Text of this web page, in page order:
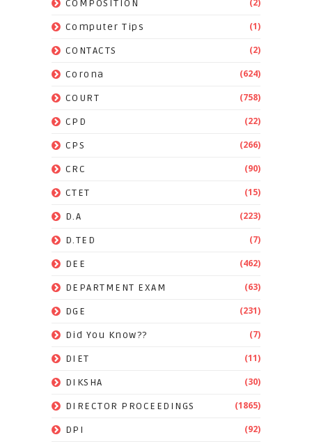
COMPOSITION (2)
Computer Tips (1)
CONTACTS (2)
Corona (624)
COURT (758)
CPD (22)
CPS (266)
CRC (90)
CTET (15)
D.A (223)
D.TED (7)
DEE (462)
DEPARTMENT EXAM (63)
DGE (231)
Did You Know?? (7)
DIET (11)
DIKSHA (30)
DIRECTOR PROCEEDINGS (1865)
DPI (92)